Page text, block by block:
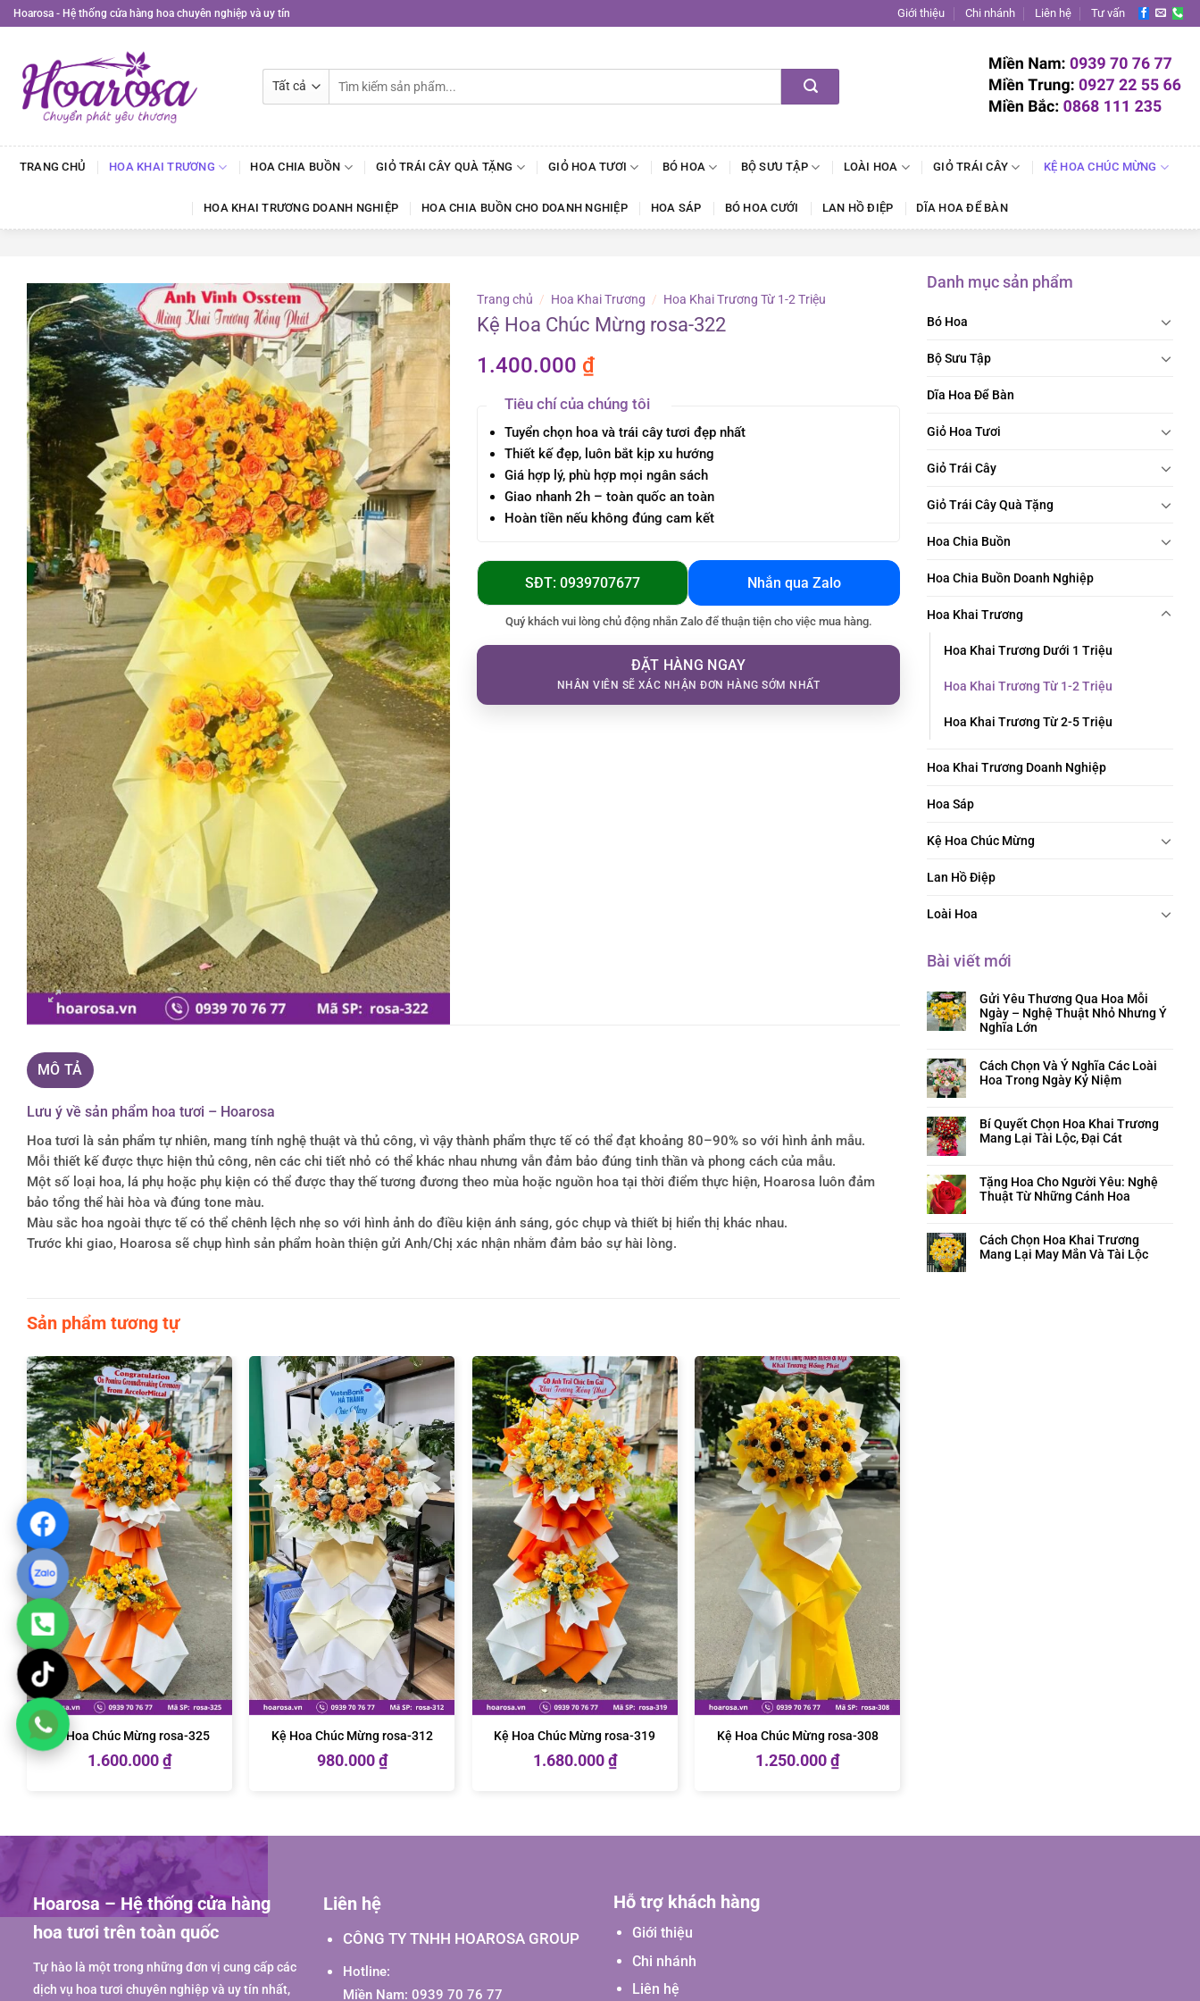
Bỏ
qua
dung
Hoarosa - Hệ thống cửa hàng hoa chuyên nghiệp và uy tín Giới thiệu Chi nhánh Liên hệ Tư vấn
kiếm:
TRANG CHỦ HOA KHAI TRƯƠNG HOA CHIA BUỒN GIỎ TRÁI CÂY QUÀ TẶNG GIỎ HOA TƯƠI BÓ HOA BỘ SƯU TẬP LOÀI HOA GIỎ TRÁI CÂY KỆ HOA CHÚC MỪNG
HOA KHAI TRƯƠNG DOANH NGHIỆP HOA CHIA BUỒN CHO DOANH NGHIỆP HOA SÁP BÓ HOA CƯỚI LAN HỒ ĐIỆP DĨA HOA ĐỂ BÀN
Danh mục sản phẩm
Bó Hoa
Bộ Sưu Tập
Dĩa Hoa Để Bàn
Giỏ Hoa Tươi
Giỏ Trái Cây
Giỏ Trái Cây Quà Tặng
Hoa Chia Buồn
Hoa Chia Buồn Doanh Nghiệp
Hoa Khai Trương
Hoa Khai Trương Dưới 1 Triệu
Hoa Khai Trương Từ 1-2 Triệu
Hoa Khai Trương Từ 2-5 Triệu
Hoa Khai Trương Doanh Nghiệp
Hoa Sáp
Kệ Hoa Chúc Mừng
Lan Hồ Điệp
Loài Hoa
Bài viết mới
Gửi Yêu Thương Qua Hoa Mỗi
Ngày – Nghệ Thuật Nhỏ Nhưng Ý
Nghĩa Lớn
Cách Chọn Và Ý Nghĩa Các Loài
Hoa Trong Ngày Kỷ Niệm
Bí Quyết Chọn Hoa Khai Trương
Mang Lại Tài Lộc, Đại Cát
Tặng Hoa Cho Người Yêu: Nghệ
Thuật Từ Những Cánh Hoa
Cách Chọn Hoa Khai Trương
Mang Lại May Mắn Và Tài Lộc
Trang chủ / Hoa Khai Trương / Hoa Khai Trương Từ 1-2 Triệu
Kệ Hoa Chúc Mừng rosa-322
1.400.000 ₫
Tiêu chí của chúng tôi
Tuyển chọn hoa và trái cây tươi đẹp nhất
Thiết kế đẹp, luôn bắt kịp xu hướng
Giá hợp lý, phù hợp mọi ngân sách
Giao nhanh 2h – toàn quốc an toàn
Hoàn tiền nếu không đúng cam kết
SĐT: 0939707677 Nhắn qua Zalo
Quý khách vui lòng chủ động nhắn Zalo để thuận tiện cho việc mua hàng.
ĐẶT HÀNG NGAY
NHÂN VIÊN SẼ XÁC NHẬN ĐƠN HÀNG SỚM NHẤT
MÔ TẢ
Lưu ý về sản phẩm hoa tươi – Hoarosa
Hoa tươi là sản phẩm tự nhiên, mang tính nghệ thuật và thủ công, vì vậy thành phẩm thực tế có thể đạt khoảng 80–90% so với hình ảnh mẫu.
Mỗi thiết kế được thực hiện thủ công, nên các chi tiết nhỏ có thể khác nhau nhưng vẫn đảm bảo đúng tinh thần và phong cách của mẫu.
Một số loại hoa, lá phụ hoặc phụ kiện có thể được thay thế tương đương theo mùa hoặc nguồn hoa tại thời điểm thực hiện, Hoarosa luôn đảm
bảo tổng thể hài hòa và đúng tone màu.
Màu sắc hoa ngoài thực tế có thể chênh lệch nhẹ so với hình ảnh do điều kiện ánh sáng, góc chụp và thiết bị hiển thị khác nhau.
Trước khi giao, Hoarosa sẽ chụp hình sản phẩm hoàn thiện gửi Anh/Chị xác nhận nhằm đảm bảo sự hài lòng.
Sản phẩm tương tự
Kệ Hoa Chúc Mừng rosa-325
1.600.000₫
Kệ Hoa Chúc Mừng rosa-312
980.000₫
Kệ Hoa Chúc Mừng rosa-319
1.680.000₫
Kệ Hoa Chúc Mừng rosa-308
1.250.000₫
Hoarosa – Hệ thống cửa hàng
hoa tươi trên toàn quốc
Tự hào là một trong những đơn vị cung cấp các
dịch vụ hoa tươi chuyên nghiệp và uy tín nhất,
Liên hệ
CÔNG TY TNHH HOAROSA GROUP
Hotline:
Miền Nam: 0939 70 76 77
Hỗ trợ khách hàng
Giới thiệu
Chi nhánh
Liên hệ